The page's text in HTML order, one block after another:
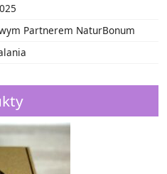
Partnerem NaturBonum